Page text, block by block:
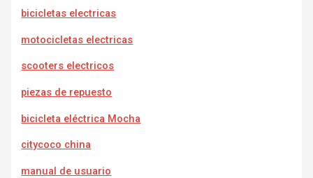
bicicletas electricas
motocicletas electricas
scooters electricos
piezas de repuesto
bicicleta eléctrica Mocha
citycoco china
manual de usuario